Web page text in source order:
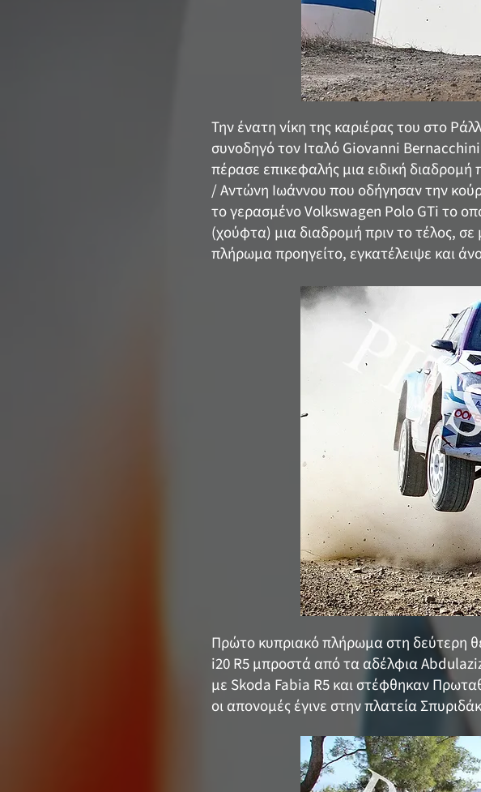
Την ένατη νίκη της καριέρας του στο
συνοδηγό τον Ιταλό Giovanni
πέρασε επικεφαλής μια ειδική
/ Αντώνη Ιωάννου που οδήγησαν την
το γερασμένο Volkswagen Polo GTi το
(χούφτα) μια διαδρομή πριν το τέλος,
πλήρωμα προηγείτο, εγκατέλειψε και
Πρώτο κυπριακό πλήρωμα στη δεύτερη
i20 R5 μπροστά από τα αδέλφια
με Skoda Fabia R5 και στέφθηκαν
οι απονομές έγινε στην πλατεία